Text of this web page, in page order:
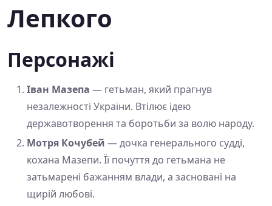
Лепкого
Персонажі
Іван Мазепа — гетьман, який прагнув
незалежності України. Втілює ідею
державотворення та боротьби за волю народу.
Мотря Кочубей — дочка генерального судді,
кохана Мазепи. Її почуття до гетьмана не
затьмарені бажанням влади, а засновані на
щирій любові.